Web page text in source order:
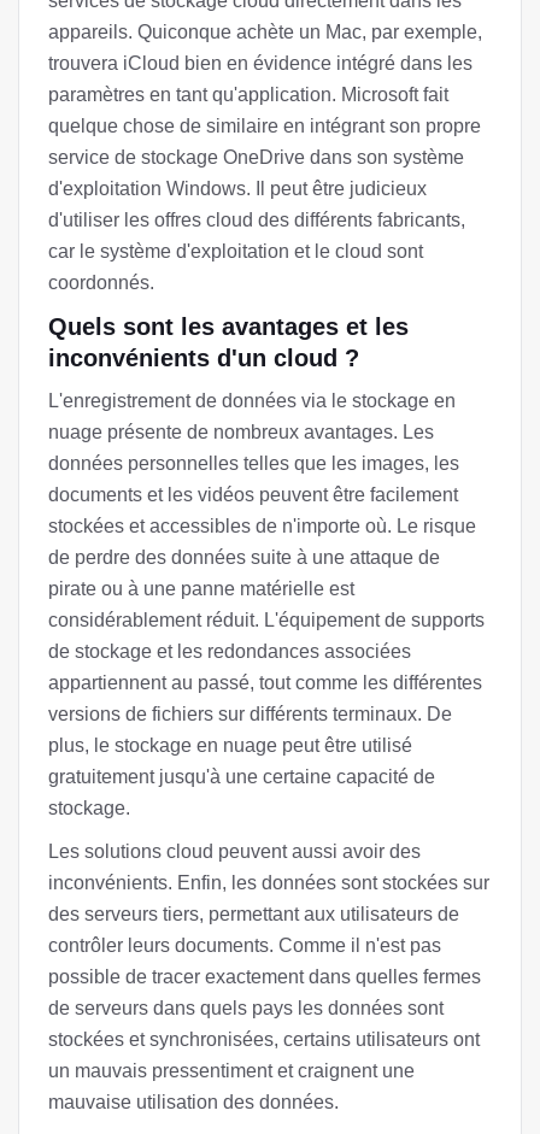
appareils. Quiconque achète un Mac, par exemple,
trouvera iCloud bien en évidence intégré dans les
paramètres en tant qu'application. Microsoft fait
quelque chose de similaire en intégrant son propre
service de stockage OneDrive dans son système
d'exploitation Windows. Il peut être judicieux
d'utiliser les offres cloud des différents fabricants,
car le système d'exploitation et le cloud sont
coordonnés.
Quels sont les avantages et les
inconvénients d'un cloud ?
L'enregistrement de données via le stockage en
nuage présente de nombreux avantages. Les
données personnelles telles que les images, les
documents et les vidéos peuvent être facilement
stockées et accessibles de n'importe où. Le risque
de perdre des données suite à une attaque de
pirate ou à une panne matérielle est
considérablement réduit. L'équipement de supports
de stockage et les redondances associées
appartiennent au passé, tout comme les différentes
versions de fichiers sur différents terminaux. De
plus, le stockage en nuage peut être utilisé
gratuitement jusqu'à une certaine capacité de
stockage.
Les solutions cloud peuvent aussi avoir des
inconvénients. Enfin, les données sont stockées sur
des serveurs tiers, permettant aux utilisateurs de
contrôler leurs documents. Comme il n'est pas
possible de tracer exactement dans quelles fermes
de serveurs dans quels pays les données sont
stockées et synchronisées, certains utilisateurs ont
un mauvais pressentiment et craignent une
mauvaise utilisation des données.